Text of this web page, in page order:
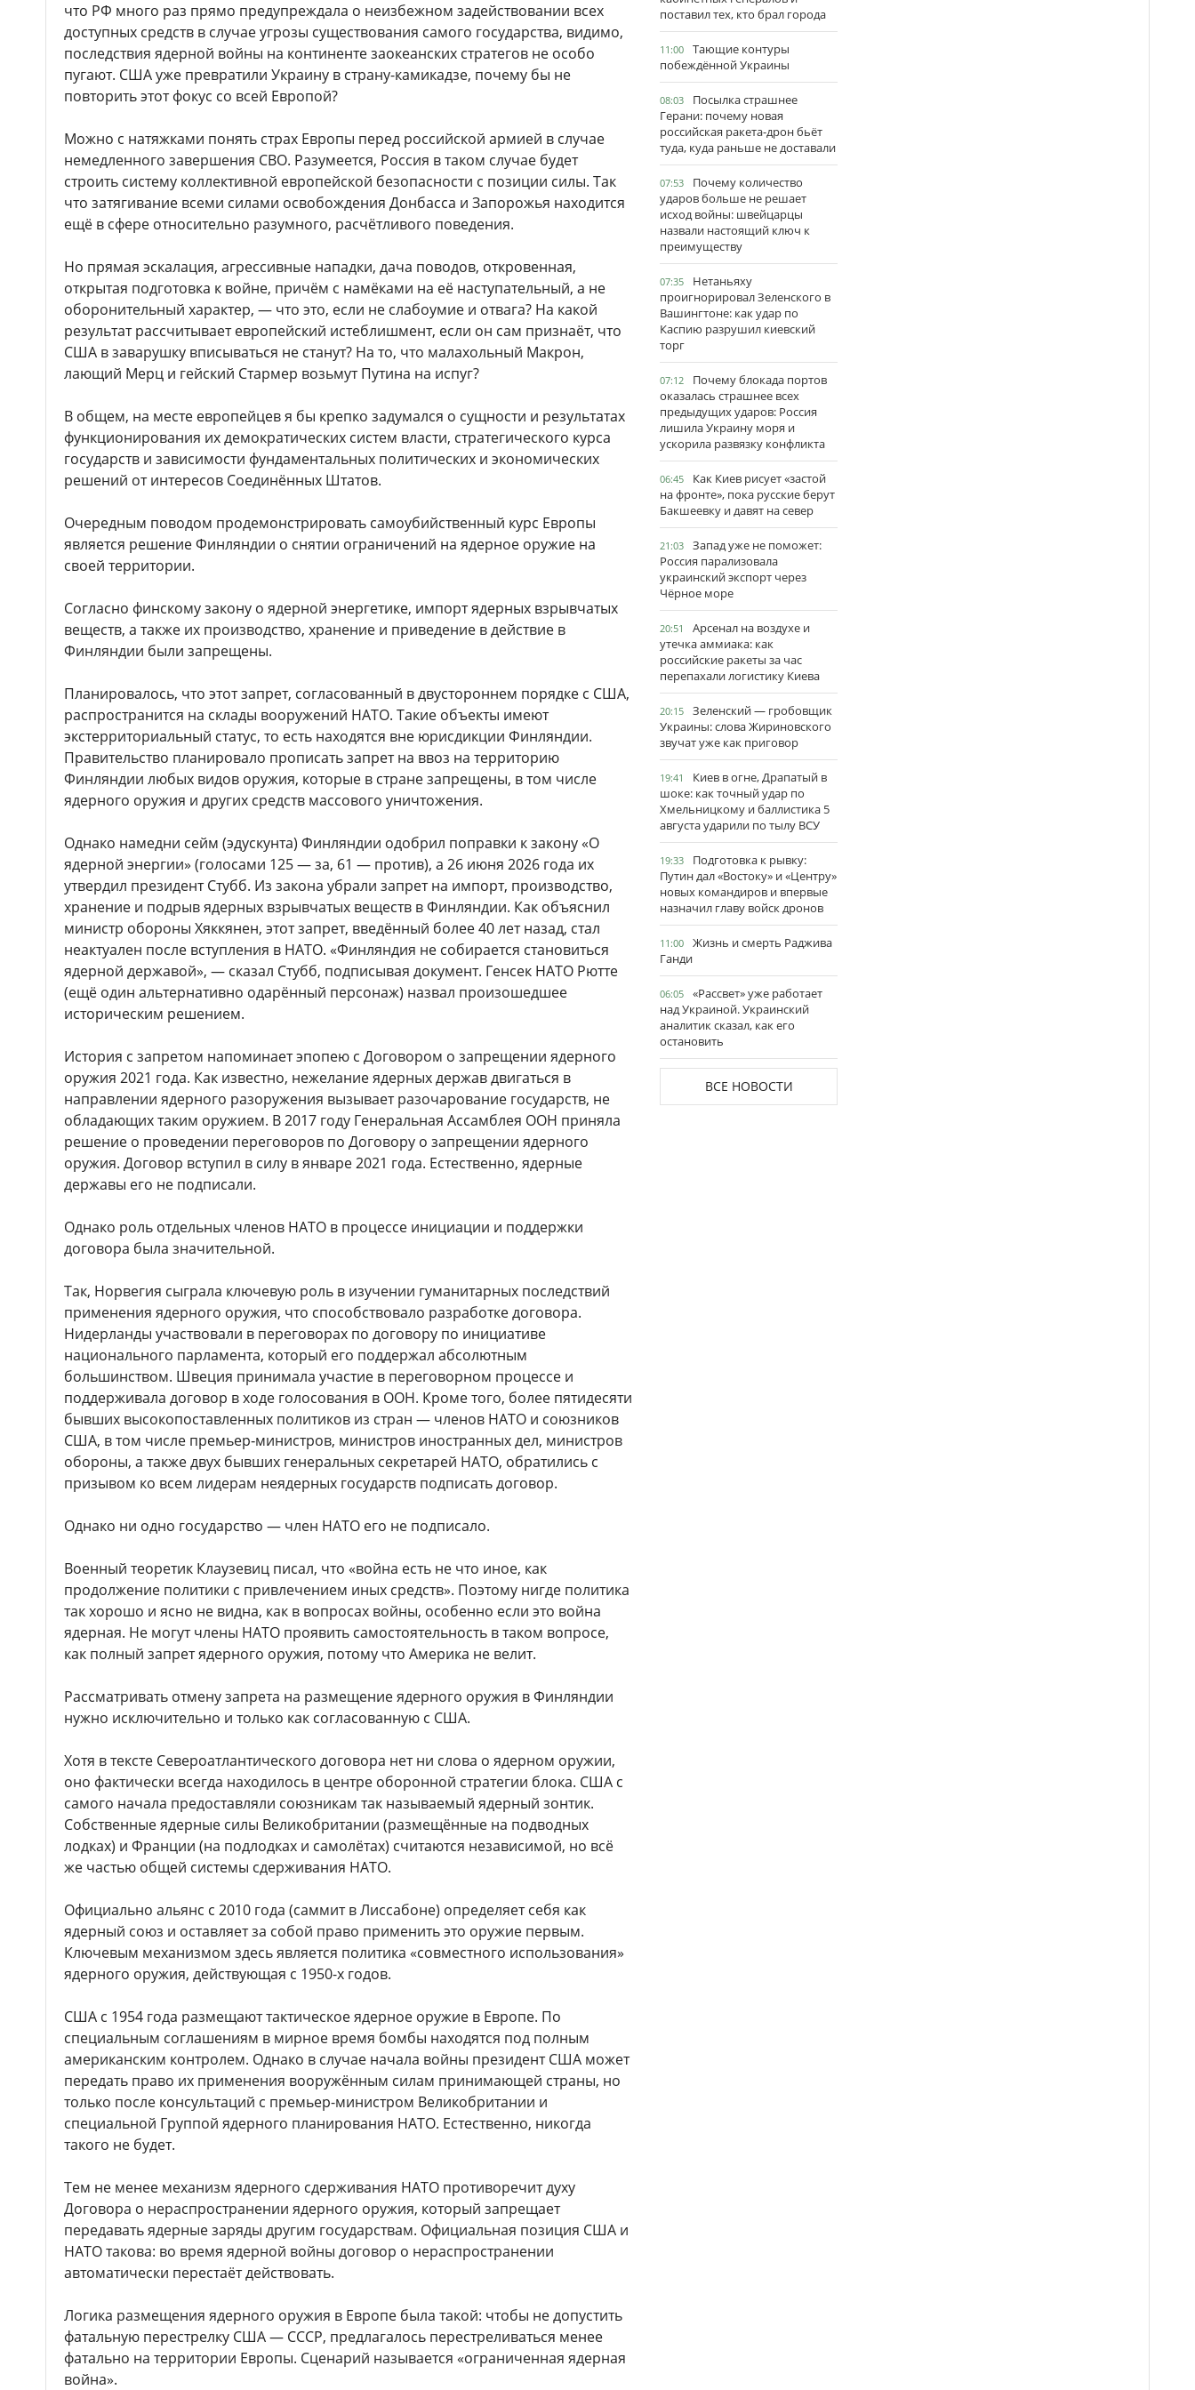
что РФ много раз прямо предупреждала о неизбежном задействовании всех
доступных средств в случае угрозы существования самого государства, видимо,
последствия ядерной войны на континенте заокеанских стратегов не особо
пугают. США уже превратили Украину в страну-камикадзе, почему бы не
повторить этот фокус со всей Европой?
Можно с натяжками понять страх Европы перед российской армией в случае
немедленного завершения СВО. Разумеется, Россия в таком случае будет
строить систему коллективной европейской безопасности с позиции силы. Так
что затягивание всеми силами освобождения Донбасса и Запорожья находится
ещё в сфере относительно разумного, расчётливого поведения.
Но прямая эскалация, агрессивные нападки, дача поводов, откровенная,
открытая подготовка к войне, причём с намёками на её наступательный, а не
оборонительный характер, — что это, если не слабоумие и отвага? На какой
результат рассчитывает европейский истеблишмент, если он сам признаёт, что
США в заварушку вписываться не станут? На то, что малахольный Макрон,
лающий Мерц и гейский Стармер возьмут Путина на испуг?
В общем, на месте европейцев я бы крепко задумался о сущности и результатах
функционирования их демократических систем власти, стратегического курса
государств и зависимости фундаментальных политических и экономических
решений от интересов Соединённых Штатов.
Очередным поводом продемонстрировать самоубийственный курс Европы
является решение Финляндии о снятии ограничений на ядерное оружие на
своей территории.
Согласно финскому закону о ядерной энергетике, импорт ядерных взрывчатых
веществ, а также их производство, хранение и приведение в действие в
Финляндии были запрещены.
Планировалось, что этот запрет, согласованный в двустороннем порядке с США,
распространится на склады вооружений НАТО. Такие объекты имеют
экстерриториальный статус, то есть находятся вне юрисдикции Финляндии.
Правительство планировало прописать запрет на ввоз на территорию
Финляндии любых видов оружия, которые в стране запрещены, в том числе
ядерного оружия и других средств массового уничтожения.
Однако намедни сейм (эдускунта) Финляндии одобрил поправки к закону «О
ядерной энергии» (голосами 125 — за, 61 — против), а 26 июня 2026 года их
утвердил президент Стубб. Из закона убрали запрет на импорт, производство,
хранение и подрыв ядерных взрывчатых веществ в Финляндии. Как объяснил
министр обороны Хяккянен, этот запрет, введённый более 40 лет назад, стал
неактуален после вступления в НАТО. «Финляндия не собирается становиться
ядерной державой», — сказал Стубб, подписывая документ. Генсек НАТО Рютте
(ещё один альтернативно одарённый персонаж) назвал произошедшее
историческим решением.
История с запретом напоминает эпопею с Договором о запрещении ядерного
оружия 2021 года. Как известно, нежелание ядерных держав двигаться в
направлении ядерного разоружения вызывает разочарование государств, не
обладающих таким оружием. В 2017 году Генеральная Ассамблея ООН приняла
решение о проведении переговоров по Договору о запрещении ядерного
оружия. Договор вступил в силу в январе 2021 года. Естественно, ядерные
державы его не подписали.
Однако роль отдельных членов НАТО в процессе инициации и поддержки
договора была значительной.
Так, Норвегия сыграла ключевую роль в изучении гуманитарных последствий
применения ядерного оружия, что способствовало разработке договора.
Нидерланды участвовали в переговорах по договору по инициативе
национального парламента, который его поддержал абсолютным
большинством. Швеция принимала участие в переговорном процессе и
поддерживала договор в ходе голосования в ООН. Кроме того, более пятидесяти
бывших высокопоставленных политиков из стран — членов НАТО и союзников
США, в том числе премьер‑министров, министров иностранных дел, министров
обороны, а также двух бывших генеральных секретарей НАТО, обратились с
призывом ко всем лидерам неядерных государств подписать договор.
Однако ни одно государство — член НАТО его не подписало.
Военный теоретик Клаузевиц писал, что «война есть не что иное, как
продолжение политики с привлечением иных средств». Поэтому нигде политика
так хорошо и ясно не видна, как в вопросах войны, особенно если это война
ядерная. Не могут члены НАТО проявить самостоятельность в таком вопросе,
как полный запрет ядерного оружия, потому что Америка не велит.
Рассматривать отмену запрета на размещение ядерного оружия в Финляндии
нужно исключительно и только как согласованную с США.
Хотя в тексте Североатлантического договора нет ни слова о ядерном оружии,
оно фактически всегда находилось в центре оборонной стратегии блока. США с
самого начала предоставляли союзникам так называемый ядерный зонтик.
Собственные ядерные силы Великобритании (размещённые на подводных
лодках) и Франции (на подлодках и самолётах) считаются независимой, но всё
же частью общей системы сдерживания НАТО.
Официально альянс с 2010 года (саммит в Лиссабоне) определяет себя как
ядерный союз и оставляет за собой право применить это оружие первым.
Ключевым механизмом здесь является политика «совместного использования»
ядерного оружия, действующая с 1950-х годов.
США с 1954 года размещают тактическое ядерное оружие в Европе. По
специальным соглашениям в мирное время бомбы находятся под полным
американским контролем. Однако в случае начала войны президент США может
передать право их применения вооружённым силам принимающей страны, но
только после консультаций с премьер-министром Великобритании и
специальной Группой ядерного планирования НАТО. Естественно, никогда
такого не будет.
Тем не менее механизм ядерного сдерживания НАТО противоречит духу
Договора о нераспространении ядерного оружия, который запрещает
передавать ядерные заряды другим государствам. Официальная позиция США и
НАТО такова: во время ядерной войны договор о нераспространении
автоматически перестаёт действовать.
Логика размещения ядерного оружия в Европе была такой: чтобы не допустить
фатальную перестрелку США — СССР, предлагалось перестреливаться менее
фатально на территории Европы. Сценарий называется «ограниченная ядерная
война».
поставил тех, кто брал города
11:00
Тающие контуры
побеждённой Украины
08:03
Посылка страшнее
Герани: почему новая
российская ракета-дрон бьёт
туда, куда раньше не доставали
07:53
Почему количество
ударов больше не решает
исход войны: швейцарцы
назвали настоящий ключ к
преимуществу
07:35
Нетаньяху
проигнорировал Зеленского в
Вашингтоне: как удар по
Каспию разрушил киевский
торг
07:12
Почему блокада портов
оказалась страшнее всех
предыдущих ударов: Россия
лишила Украину моря и
ускорила развязку конфликта
06:45
Как Киев рисует «застой
на фронте», пока русские берут
Бакшеевку и давят на север
21:03
Запад уже не поможет:
Россия парализовала
украинский экспорт через
Чёрное море
20:51
Арсенал на воздухе и
утечка аммиака: как
российские ракеты за час
перепахали логистику Киева
20:15
Зеленский — гробовщик
Украины: слова Жириновского
звучат уже как приговор
19:41
Киев в огне, Драпатый в
шоке: как точный удар по
Хмельницкому и баллистика 5
августа ударили по тылу ВСУ
19:33
Подготовка к рывку:
Путин дал «Востоку» и «Центру»
новых командиров и впервые
назначил главу войск дронов
11:00
Жизнь и смерть Раджива
Ганди
06:05
«Рассвет» уже работает
над Украиной. Украинский
аналитик сказал, как его
остановить
ВСЕ НОВОСТИ